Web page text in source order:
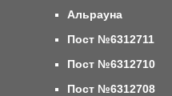
Альрауна
Пост №6312711
Пост №6312710
Пост №6312708